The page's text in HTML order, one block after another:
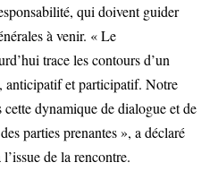
qui doivent guider
à venir. « Le
trace les contours d’un
anticipatif et participatif. Notre
dynamique de dialogue et de
parties prenantes », a déclaré
de la rencontre.